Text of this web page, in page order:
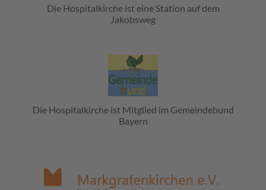
Die Hospitalkirche ist eine Station auf dem
Jakobsweg
Die Hospitalkirche ist Mitglied im Gemeindebund
Bayern